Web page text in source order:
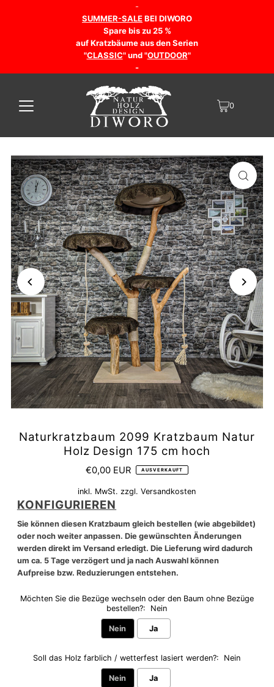
-
SUMMER-SALEBEI DIWORO
Spare bis zu 25 %
auf Kratzbäume aus den Serien
"CLASSIC" und "OUTDOOR"
-
0
Naturkratzbaum 2099 Kratzbaum Natur
Holz Design 175 cm hoch
€0,00 EUR AUSVERKAUFT
inkl. MwSt. zzgl.Versandkosten
KONFIGURIEREN
Sie können diesen Kratzbaum gleich bestellen (wie abgebildet)
oder noch weiter anpassen. Die gewünschten Änderungen
werden direkt im Versand erledigt. Die Lieferung wird dadurch
um ca. 5 Tage verzögert und ja nach Auswahl können
Aufpreise bzw. Reduzierungen entstehen.
Möchten Sie die Bezüge wechseln oder den Baum ohne Bezüge
bestellen?:
Nein
Nein Ja
Soll das Holz farblich / wetterfest lasiert werden?: Nein
Nein Ja